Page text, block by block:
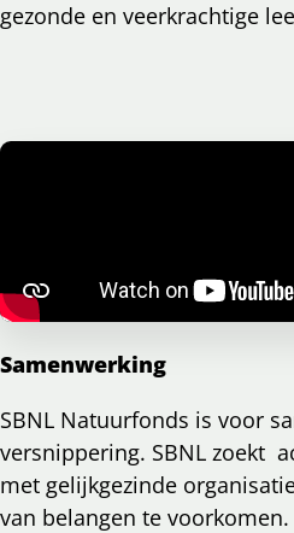
gezonde en veerkrachtige
Samenwerking
SBNL Natuurfonds is voor
versnippering. SBNL zoekt
met gelijkgezinde
van belangen te